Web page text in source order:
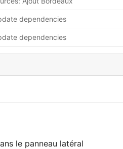
dependencies
dependencies
le panneau latéral